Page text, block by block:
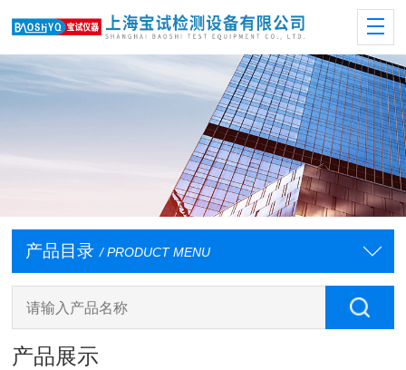
产品目录 / PRODUCT MENU
产品展示